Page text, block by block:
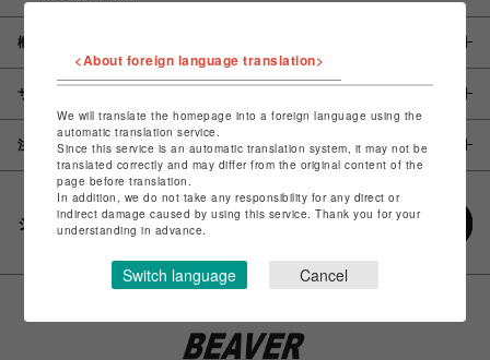
概要
サイズ
注意事項
シェアする
<About foreign language translation>
We will translate the homepage into a foreign language using the
automatic translation service.
Since this service is an automatic translation system, it may not be
translated correctly and may differ from the original content of the
page before translation.
In addition, we do not take any responsibility for any direct or
indirect damage caused by using this service. Thank you for your
understanding in advance.
Switch language Cancel